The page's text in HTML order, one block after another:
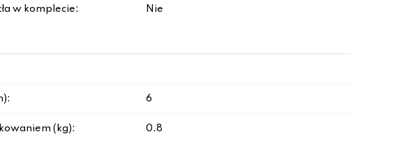
w komplecie: Nie
6
(kg): 0.8